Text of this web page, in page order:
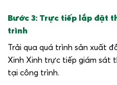
Bước 3: Trực tiếp lắp đặt
trình
Trải qua quá trình sản xuất
Xinh Xinh trực tiếp giám
tại công trình.